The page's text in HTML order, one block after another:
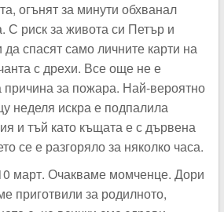
огънят за минути обхванал
С риск за живота си Петър и
спасят само личните карти на
с дрехи. Все още не е
причина за пожара. Най-вероятно
неделя искра е подпалила
и тъй като къщата е с дървена
се е разгоряло за няколко часа.
март. Очакваме момченце. Дори
приготвили за родилното,